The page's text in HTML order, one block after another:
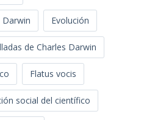
Darwin Evolución
de Charles Darwin
Flatus vocis
social del científico